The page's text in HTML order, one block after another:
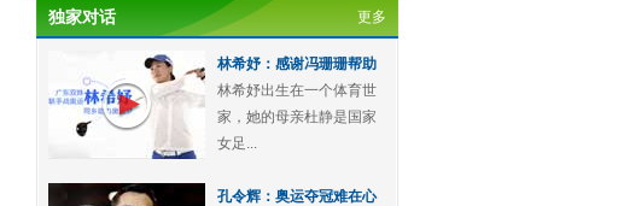
独家对话 更多
林希妤：感谢冯珊珊帮助
林希妤出生在一个体育世
家，她的母亲杜静是国家
女足...
孔令辉：奥运夺冠难在心